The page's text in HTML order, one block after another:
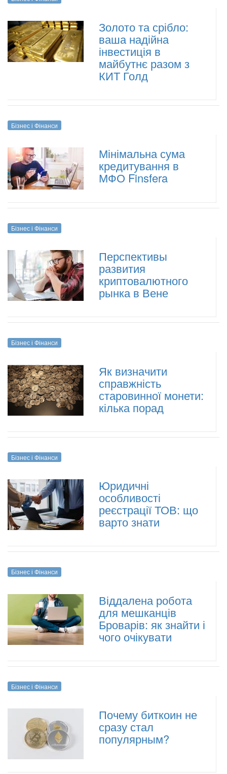
Золото та срібло:
ваша надійна
інвестиція в
майбутнє разом з
КИТ Голд
Бізнес і Фінанси
Мінімальна сума
кредитування в
МФО Finsfera
Бізнес і Фінанси
Перспективы
развития
криптовалютного
рынка в Вене
Бізнес і Фінанси
Як визначити
справжність
старовинної монети:
кілька порад
Бізнес і Фінанси
Юридичні
особливості
реєстрації ТОВ: що
варто знати
Бізнес і Фінанси
Віддалена робота
для мешканців
Броварів: як знайти і
чого очікувати
Бізнес і Фінанси
Почему биткоин не
сразу стал
популярным?